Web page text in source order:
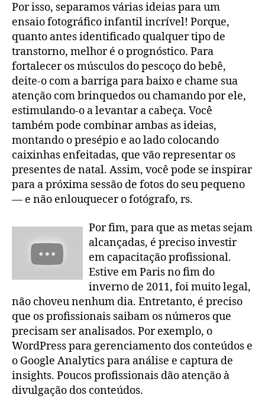
Por isso, separamos várias ideias para um
ensaio fotográfico infantil incrível! Porque,
quanto antes identificado qualquer tipo de
transtorno, melhor é o prognóstico. Para
fortalecer os músculos do pescoço do bebê,
deite-o com a barriga para baixo e chame sua
atenção com brinquedos ou chamando por ele,
estimulando-o a levantar a cabeça. Você
também pode combinar ambas as ideias,
montando o presépio e ao lado colocando
caixinhas enfeitadas, que vão representar os
presentes de natal. Assim, você pode se inspirar
para a próxima sessão de fotos do seu pequeno
— e não enlouquecer o fotógrafo, rs.
Por fim, para que as metas sejam
alcançadas, é preciso investir
em capacitação profissional.
Estive em Paris no fim do
inverno de 2011, foi muito legal,
não choveu nenhum dia. Entretanto, é preciso
que os profissionais saibam os números que
precisam ser analisados. Por exemplo, o
WordPress para gerenciamento dos conteúdos e
o Google Analytics para análise e captura de
insights. Poucos profissionais dão atenção à
divulgação dos conteúdos.